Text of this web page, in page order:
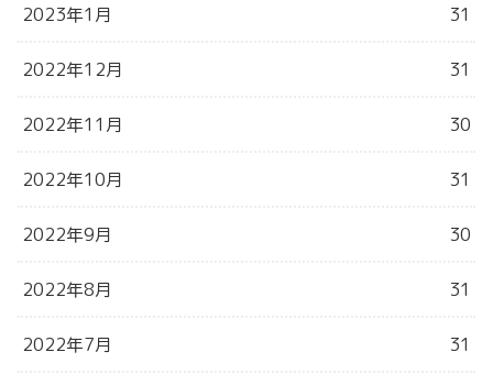
2023年1月 31
2022年12月 31
2022年11月 30
2022年10月 31
2022年9月 30
2022年8月 31
2022年7月 31